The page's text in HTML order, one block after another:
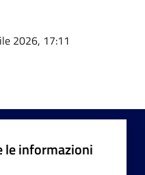
2026, 17:11
le informazioni